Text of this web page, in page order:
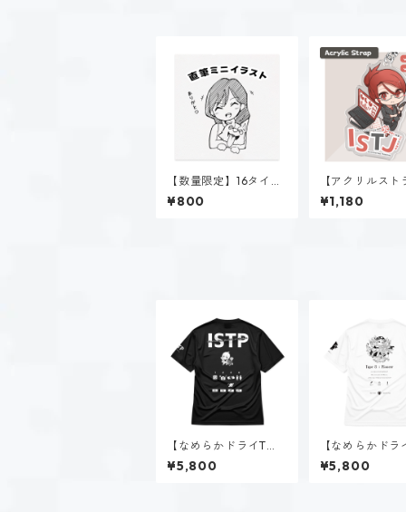
【数量限定】16タイプ
直筆イラスト
¥800
【アクリルスト
プ】新田 理央（
¥1,180
【なめらかドライTシ
ャツ】黒ヶ根 匠（IST
P）｜ブラック
¥5,800
【なめらかドラ
ャツ】タイプ８
る人（ホーリー
¥5,800